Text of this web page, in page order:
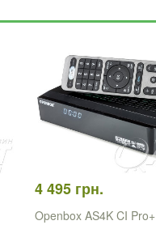
4 495 грн.
Openbox AS4K CI Pro+